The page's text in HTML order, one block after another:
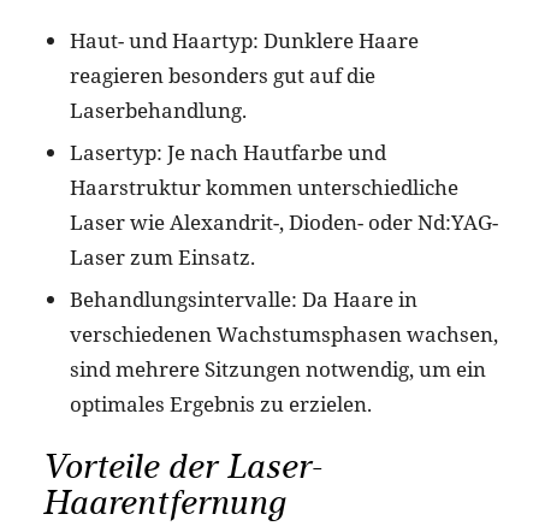
Haut- und Haartyp: Dunklere Haare
reagieren besonders gut auf die
Laserbehandlung.
Lasertyp: Je nach Hautfarbe und
Haarstruktur kommen unterschiedliche
Laser wie Alexandrit-, Dioden- oder Nd:YAG-
Laser zum Einsatz.
Behandlungsintervalle: Da Haare in
verschiedenen Wachstumsphasen wachsen,
sind mehrere Sitzungen notwendig, um ein
optimales Ergebnis zu erzielen.
Vorteile der Laser-
Haarentfernung